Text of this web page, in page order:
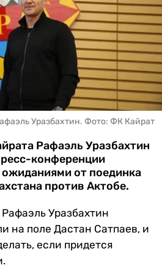
Уразбахтин. Фото: ФК Кайрат
Рафаэль Уразбахтин
конференции
от поединка
против Актобе.
Уразбахтин
на поле Дастан Сатпаев, и
если придется